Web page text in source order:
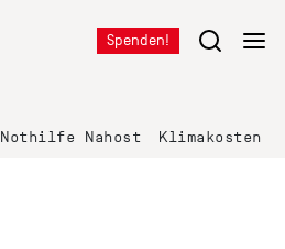
Spenden!
Nothilfe Nahost Klimakosten